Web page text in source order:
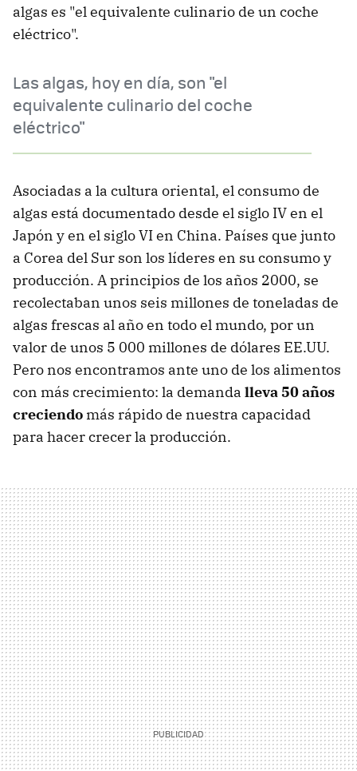
algas es "el equivalente culinario de un coche
eléctrico".
Las algas, hoy en día, son "el
equivalente culinario del coche
eléctrico"
Asociadas a la cultura oriental, el consumo de
algas está documentado desde el siglo IV en el
Japón y en el siglo VI en China. Países que junto
a Corea del Sur son los líderes en su consumo y
producción. A principios de los años 2000, se
recolectaban unos seis millones de toneladas de
algas frescas al año en todo el mundo, por un
valor de unos 5 000 millones de dólares EE.UU.
Pero nos encontramos ante uno de los alimentos
con más crecimiento: la demanda lleva 50 años
creciendo más rápido de nuestra capacidad
para hacer crecer la producción.